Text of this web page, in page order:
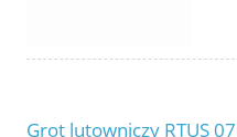
Grot lutowniczy RTUS